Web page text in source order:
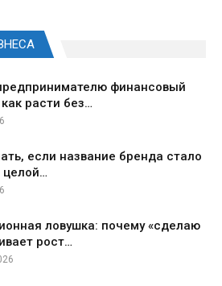
финансовый
расти без…
если название бренда стало
ловушка: почему «сделаю
рост…